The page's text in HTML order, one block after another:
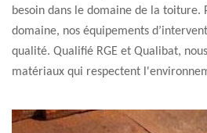
besoin dans le domaine de la toiture.
domaine, nos équipements
qualité. Qualifié RGE et Qualibat,
matériaux qui respectent